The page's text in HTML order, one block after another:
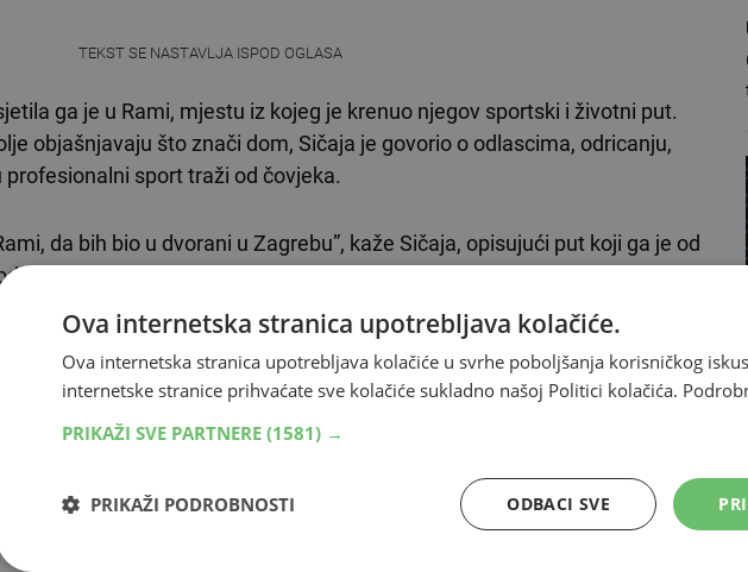
TEKST SE NASTAVLJA ISPOD OGLASA
ga je u Rami, mjestu iz kojeg je krenuo njegov sportski i životni put.
objašnjavaju što znači dom, Sičaja je govorio o odlascima, odricanju,
sport traži od čovjeka.
da bih bio u dvorani u Zagrebu”, kaže Sičaja, opisujući put koji ga je od
radu u dvorani i životu podređenom treningu.
o treninzima u American Top Teamu Zagreb
u i unutarnjoj motivaciji koja ga gura naprijed. Njegova priča nije samo
izborima koji se donose daleko od reflektora.
, prostor kojem se Sičaja vraća i iz kojeg crpi snagu, ali i mjesto
potpuno posvetio sportu. Upravo taj kontrast, mir doma i težina
središnjih tema razgovora.
Ova internetska stranica upotrebljava kolačiće.
Ova internetska stranica upotrebljava kolačiće u svrhe poboljšanja korisničkog
internetske stranice prihvaćate sve kolačiće sukladno našoj Politici kolačića.
PRIKAŽI SVE PARTNERE (1581) →
ODBACI SVE
PRIKAŽI PODROBNOSTI